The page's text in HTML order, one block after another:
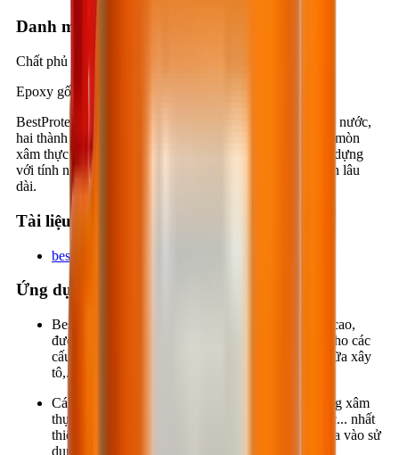
Danh mục
Chất phủ nền sàn
Epoxy gốc nước, 2 thành phần
BestProtect EP712 là lớp phủ bảo vệ đặc biệt, epoxy gốc nước,
hai thành phần, dùng để phủ bảo vệ các kết cấu dễ bị ăn mòn
xâm thực hoặc mài mòn cơ học trong các hạng mục xây dựng
với tính năng thẩm thấu sâu, khả năng bảo vệ cao, độ bền lâu
dài.
Tài liệu kỹ thuật
bestprotect-ep712_bcafaf8b.pdf
Ứng dụng
BestProtect EP712 có độ nhớt thấp, độ thẩm thấu cao,
được dùng để tạo lớp phủ bảo vệ, chống ăn mòn cho các
cấu kiện sắt, thép, gỗ hoặc các cấu kiện bê tông, vữa xây
tô,...
Các cấu kiện thường xuyên tiếp xúc với môi trường xâm
thực, nước biển, ăn mòn hóa chất, mài mòn cơ học... nhất
thiết phải sơn phủ BestProtect EP712 trước khi đưa vào sử
dụng.